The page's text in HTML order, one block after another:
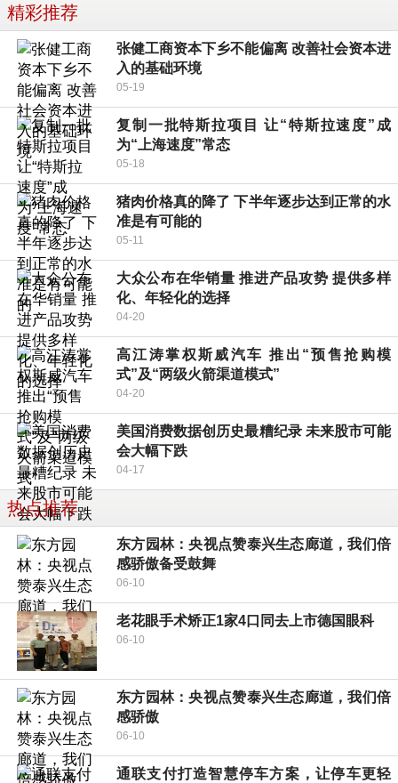
精彩推荐
张健工商资本下乡不能偏离 改善社会资本进
入的基础环境
05-19
复制一批特斯拉项目 让“特斯拉速度”成
为“上海速度”常态
05-18
猪肉价格真的降了 下半年逐步达到正常的水
准是有可能的
05-11
大众公布在华销量 推进产品攻势 提供多样
化、年轻化的选择
04-20
高江涛掌权斯威汽车 推出“预售抢购模
式”及“两级火箭渠道模式”
04-20
美国消费数据创历史最糟纪录 未来股市可能
会大幅下跌
04-17
热点推荐
东方园林：央视点赞泰兴生态廊道，我们倍
感骄傲备受鼓舞
06-10
老花眼手术矫正1家4口同去上市德国眼科
06-10
东方园林：央视点赞泰兴生态廊道，我们倍
感骄傲
06-10
通联支付打造智慧停车方案，让停车更轻